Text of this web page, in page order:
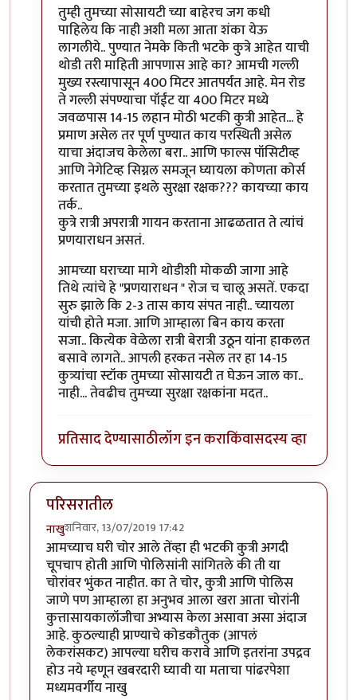
तुम्ही तुमच्या सोसायटी च्या बाहेरच जग कधी
पाहिलेय कि नाही अशी मला आता शंका येऊ
लागलीये.. पुण्यात नेमके किती भटके कुत्रे आहेत याची
थोडी तरी माहिती आपणास आहे का? आमची गल्ली
मुख्य रस्त्यापासून 400 मिटर आतपर्यंत आहे. मेन रोड
ते गल्ली संपण्याचा पॉईंट या 400 मिटर मध्ये
जवळपास 14-15 लहान मोठी भटकी कुत्री आहेत... हे
प्रमाण असेल तर पूर्ण पुण्यात काय परस्थिती असेल
याचा अंदाजच केलेला बरा.. आणि फाल्स पॉसिटीव्ह
आणि नेगेटिव्ह सिग्नल समजून घ्यायला कोणता कोर्स
करतात तुमच्या इथले सुरक्षा रक्षक??? कायच्या काय
तर्क..
कुत्रे रात्री अपरात्री गायन करताना आढळतात ते त्यांचं
प्रणयाराधन असतं.
आमच्या घराच्या मागे थोडीशी मोकळी जागा आहे
तिथे त्यांचे हे "प्रणयाराधन " रोज च चालू असतें. एकदा
सुरु झाले कि 2-3 तास काय संपत नाही.. च्यायला
यांची होते मजा. आणि आम्हाला बिन काय करता
सजा.. कित्येक वेळेला रात्री बेरात्री उठून यांना हाकलत
बसावे लागते.. आपली हरकत नसेल तर हा 14-15
कुत्र्यांचा स्टॉक तुमच्या सोसायटी त घेऊन जाल का..
नाही... तेवढीच तुमच्या सुरक्षा रक्षकांना मदत..
प्रतिसाद देण्यासाठीलॉग इन कराकिंवासदस्य व्हा
परिसरातील
नाखुशनिवार, 13/07/2019 17:42
आमच्याच घरी चोर आले तेंव्हा ही भटकी कुत्री अगदी
चूपचाप होती आणि पोलिसांनी सांगितले की ती या
चोरांवर भुंकत नाहीत. का ते चोर, कुत्री आणि पोलिस
जाणे पण आम्हाला हा अनुभव आला खरा आता चोरांनी
कुत्तासायकालॉजीचा अभ्यास केला असावा असा अंदाज
आहे. कुठल्याही प्राण्याचे कोडकौतुक (आपलं
लेकरांसकट) आपल्या घरीच करावे आणि इतरांना उपद्रव
होउ नये म्हणून खबरदारी घ्यावी या मताचा पांढरपेशा
मध्यमवर्गीय नाखु